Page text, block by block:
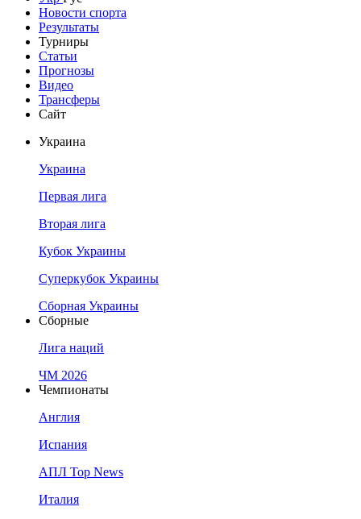
Новости спорта
Результаты
Турниры
Статьи
Прогнозы
Видео
Трансферы
Сайт
Украина
Украина
Первая лига
Вторая лига
Кубок Украины
Суперкубок Украины
Сборная Украины
Сборные
Лига наций
ЧМ 2026
Чемпионаты
Англия
Испания
АПЛ Top News
Италия